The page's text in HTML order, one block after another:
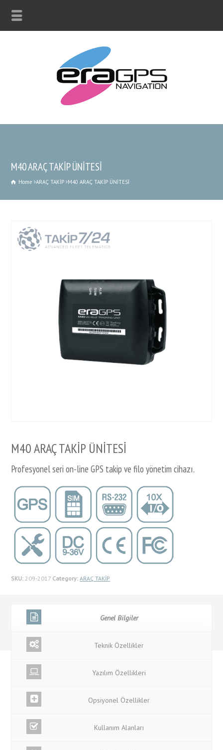
M40 ARAÇ TAKİP ÜNİTESİ
Home ARAÇ TAKİP M40 ARAÇ TAKİP ÜNİTESİ
M40 ARAÇ TAKİP ÜNİTESİ
Profesyonel seri on-line GPS takip ve filo yönetim cihazı.
SKU: 209-2017 Category: ARAÇ TAKİP
Genel Bilgiler
Teknik Özellikler
Yazılım Özellikleri
Opsiyonel Özellikler
Kullanım Alanları